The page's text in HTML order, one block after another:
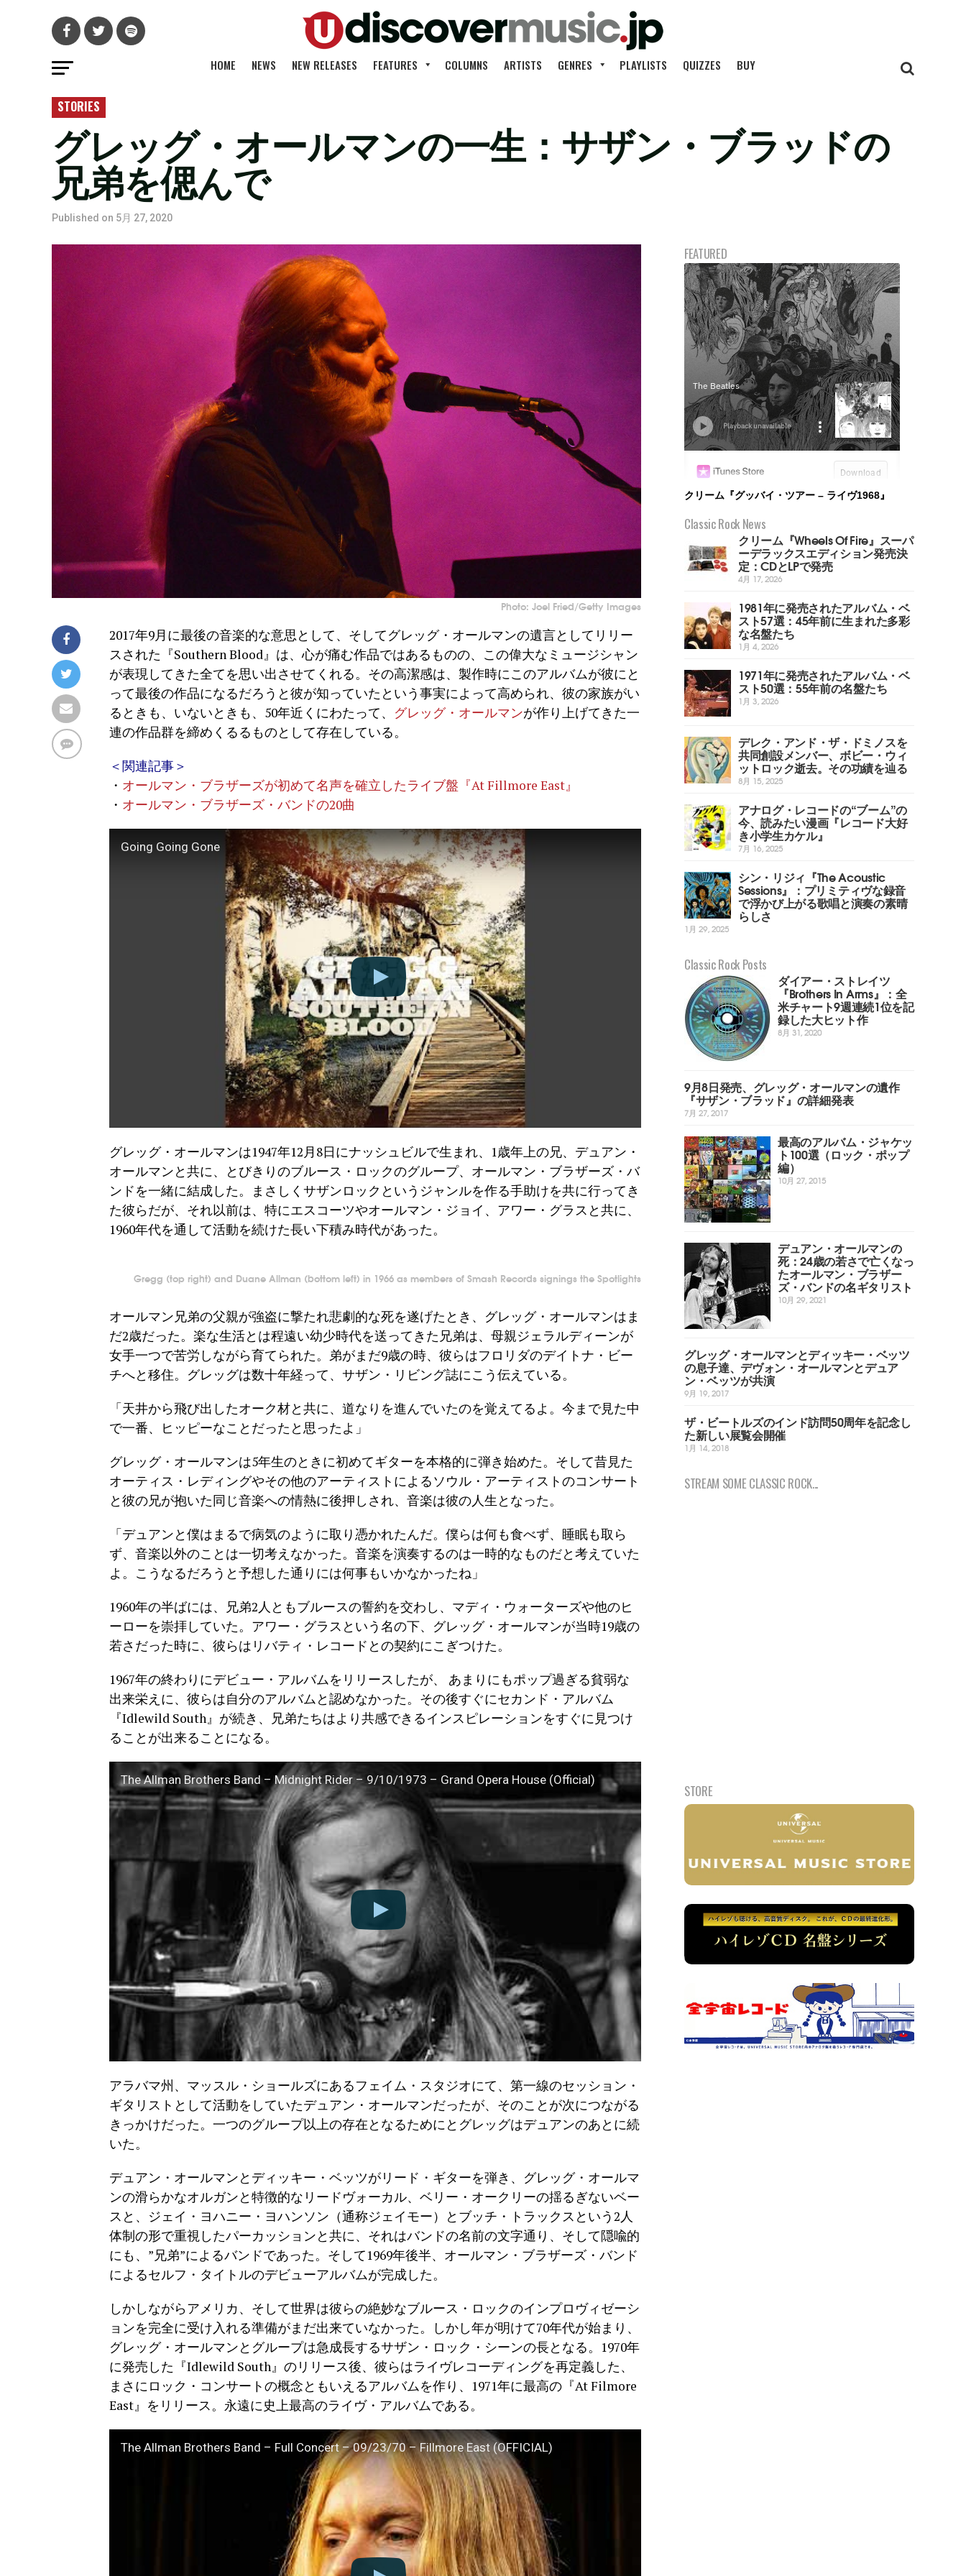
HOME NEWS NEW RELEASES FEATURES COLUMNS ARTISTS GENRES PLAYLISTS QUIZZES BUY
STORIES
グレッグ・オールマンの一生：サザン・ブラッドの
兄弟を偲んで
Published on 5月 27, 2020
Photo: Joel Fried/Getty Images
2017年9月に最後の音楽的な意思として、そしてグレッグ・オールマンの遺言としてリリー
スされた『Southern Blood』は、心が痛む作品ではあるものの、この偉大なミュージシャン
が表現してきた全てを思い出させてくれる。その高潔感は、製作時にこのアルバムが彼にと
って最後の作品になるだろうと彼が知っていたという事実によって高められ、彼の家族がい
るときも、いないときも、50年近くにわたって、 グレッグ・オールマンが作り上げてきた一
連の作品群を締めくるるものとして存在している。
＜関連記事＞
・ オールマン・ブラザーズが初めて名声を確立したライブ盤『At Fillmore East』
・ オールマン・ブラザーズ・バンドの20曲
Going Going Gone
グレッグ・オールマンは1947年12月8日にナッシュビルで生まれ、1歳年上の兄、デュアン・
オールマンと共に、とびきりのブルース・ロックのグループ、オールマン・ブラザーズ・バ
ンドを一緒に結成した。まさしくサザンロックというジャンルを作る手助けを共に行ってき
た彼らだが、それ以前は、特にエスコーツやオールマン・ジョイ、アワー・グラスと共に、
1960年代を通して活動を続けた長い下積み時代があった。
Gregg (top right) and Duane Allman (bottom left) in 1966 as members of Smash Records signings the Spotlights
オールマン兄弟の父親が強盗に撃たれ悲劇的な死を遂げたとき、グレッグ・オールマンはま
だ2歳だった。楽な生活とは程遠い幼少時代を送ってきた兄弟は、母親ジェラルディーンが
女手一つで苦労しながら育てられた。弟がまだ9歳の時、彼らはフロリダのデイトナ・ビー
チへと移住。グレッグは数十年経って、サザン・リビング誌にこう伝えている。
「天井から飛び出したオーク材と共に、道なりを進んでいたのを覚えてるよ。今まで見た中
で一番、ヒッピーなことだったと思ったよ」
グレッグ・オールマンは5年生のときに初めてギターを本格的に弾き始めた。そして昔見た
オーティス・レディングやその他のアーティストによるソウル・アーティストのコンサート
と彼の兄が抱いた同じ音楽への情熱に後押しされ、音楽は彼の人生となった。
「デュアンと僕はまるで病気のように取り憑かれたんだ。僕らは何も食べず、睡眠も取ら
ず、音楽以外のことは一切考えなかった。音楽を演奏するのは一時的なものだと考えていた
よ。こうなるだろうと予想した通りには何事もいかなかったね」
1960年の半ばには、兄弟2人ともブルースの誓約を交わし、マディ・ウォーターズや他のヒ
ーローを崇拝していた。アワー・グラスという名の下、グレッグ・オールマンが当時19歳の
若さだった時に、彼らはリバティ・レコードとの契約にこぎつけた。
1967年の終わりにデビュー・アルバムをリリースしたが、 あまりにもポップ過ぎる貧弱な
出来栄えに、彼らは自分のアルバムと認めなかった。その後すぐにセカンド・アルバム
『Idlewild South』が続き、兄弟たちはより共感できるインスピレーションをすぐに見つけ
ることが出来ることになる。
The Allman Brothers Band – Midnight Rider – 9/10/1973 – Grand Opera House (Official)
アラバマ州、マッスル・ショールズにあるフェイム・スタジオにて、第一線のセッション・
ギタリストとして活動をしていたデュアン・オールマンだったが、そのことが次につながる
きっかけだった。一つのグループ以上の存在となるためにとグレッグはデュアンのあとに続
いた。
デュアン・オールマンとディッキー・ベッツがリード・ギターを弾き、グレッグ・オールマ
ンの滑らかなオルガンと特徴的なリードヴォーカル、ベリー・オークリーの揺るぎないベー
スと、ジェイ・ヨハニー・ヨハンソン（通称ジェイモー）とブッチ・トラックスという2人
体制の形で重視したパーカッションと共に、それはバンドの名前の文字通り、そして隠喩的
にも、”兄弟”によるバンドであった。そして1969年後半、オールマン・ブラザーズ・バンド
によるセルフ・タイトルのデビューアルバムが完成した。
しかしながらアメリカ、そして世界は彼らの絶妙なブルース・ロックのインプロヴィゼーシ
ョンを完全に受け入れる準備がまだ出来ていなかった。しかし年が明けて70年代が始まり、
グレッグ・オールマンとグループは急成長するサザン・ロック・シーンの長となる。1970年
に発売した『Idlewild South』のリリース後、彼らはライヴレコーディングを再定義した、
まさにロック・コンサートの概念ともいえるアルバムを作り、1971年に最高の『At Filmore
East』をリリース。永遠に史上最高のライヴ・アルバムである。
The Allman Brothers Band – Full Concert – 09/23/70 – Fillmore East (OFFICIAL)
FEATURED
クリーム『グッバイ・ツアー – ライヴ1968』
Classic Rock News
クリーム『Wheels Of Fire』スーパ
ーデラックスエディション発売決
定：CDとLPで発売
4月 17, 2026
1981年に発売されたアルバム・ベ
スト57選：45年前に生まれた多彩
な名盤たち
1月 4, 2026
1971年に発売されたアルバム・ベ
スト50選：55年前の名盤たち
1月 3, 2026
デレク・アンド・ザ・ドミノスを
共同創設メンバー、ボビー・ウィ
ットロック逝去。その功績を辿る
8月 15, 2025
アナログ・レコードの“ブーム”の
今、読みたい漫画『レコード大好
き小学生カケル』
7月 16, 2025
シン・リジィ『The Acoustic
Sessions』：プリミティヴな録音
で浮かび上がる歌唱と演奏の素晴
らしさ
1月 29, 2025
Classic Rock Posts
ダイアー・ストレイツ
『Brothers In Arms』：全
米チャート9週連続1位を記
録した大ヒット作
8月 31, 2020
9月8日発売、グレッグ・オールマンの遺作
『サザン・ブラッド』の詳細発表
7月 27, 2017
最高のアルバム・ジャケッ
ト100選（ロック・ポップ
編）
10月 27, 2015
デュアン・オールマンの
死：24歳の若さで亡くなっ
たオールマン・ブラザー
ズ・バンドの名ギタリスト
10月 29, 2021
グレッグ・オールマンとディッキー・ベッツ
の息子達、デヴォン・オールマンとデュア
ン・ベッツが共演
9月 19, 2017
ザ・ビートルズのインド訪問50周年を記念し
た新しい展覧会開催
1月 14, 2018
STREAM SOME CLASSIC ROCK...
STORE